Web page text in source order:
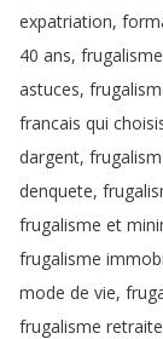
expatriation,
40 ans, frugalisme
astuces,
francais qui
dargent,
denquete,
frugalisme et
frugalisme
mode de vie,
frugalisme retraite